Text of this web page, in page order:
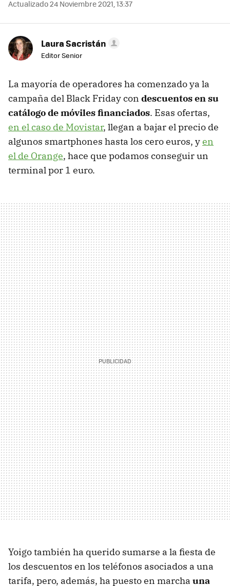
Actualizado 24 Noviembre 2021, 13:37
Laura Sacristán
Editor Senior
La mayoría de operadores ha comenzado ya la
campaña del Black Friday con descuentos en su
catálogo de móviles financiados. Esas ofertas,
en el caso de Movistar, llegan a bajar el precio de
algunos smartphones hasta los cero euros, yen
el de Orange, hace que podamos conseguir un
terminal por 1 euro.
Yoigo también ha querido sumarse a la fiesta de
los descuentos en los teléfonos asociados a una
tarifa, pero, además, ha puesto en marcha una